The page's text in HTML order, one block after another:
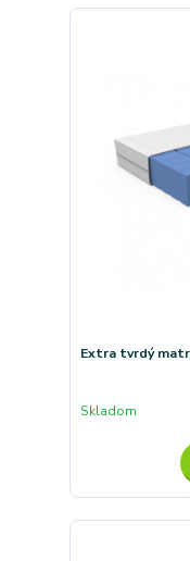
Extra tvrdý
Skladom